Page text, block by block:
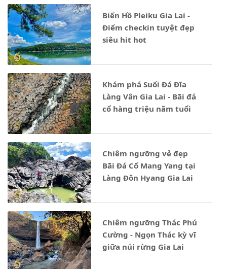
Biển Hồ Pleiku Gia Lai -
Điểm checkin tuyệt đẹp
siêu hit hot
Khám phá Suối Đá Đĩa
Làng Vân Gia Lai - Bãi đá
cổ hàng triệu năm tuổi
Chiêm ngưỡng vẻ đẹp
Bãi Đá Cổ Mang Yang tại
Làng Đôn Hyang Gia Lai
Chiêm ngưỡng Thác Phú
Cường - Ngọn Thác kỳ vĩ
giữa núi rừng Gia Lai